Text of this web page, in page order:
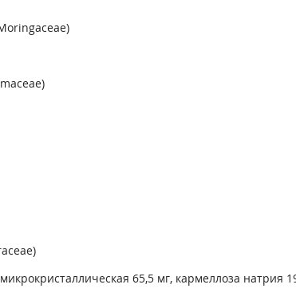
65,5 мг, кармеллоза натрия